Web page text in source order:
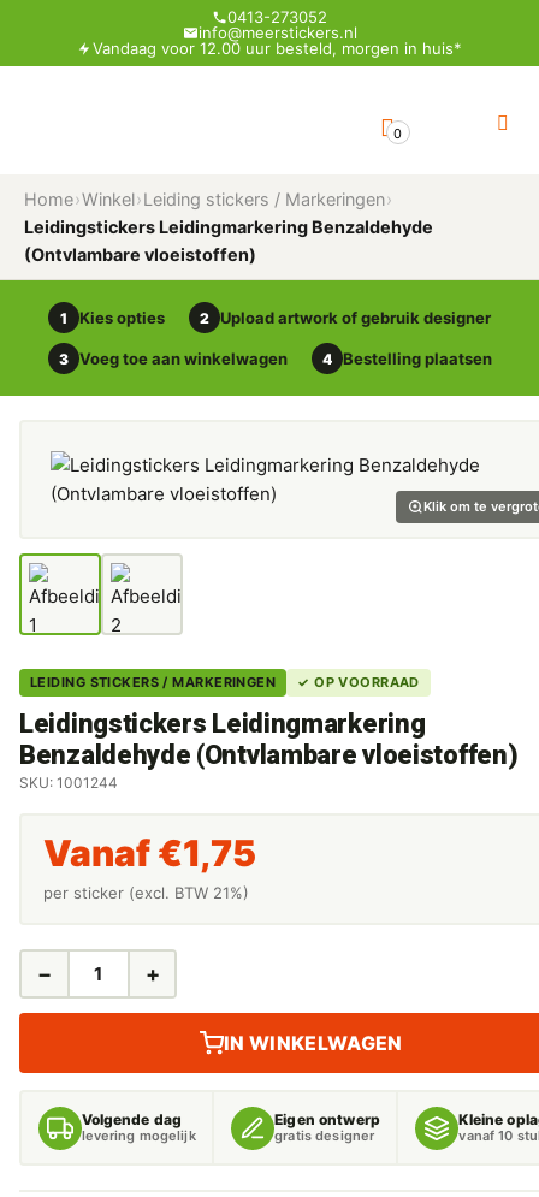
0413-273052
info@meerstickers.nl
Vandaag voor 12.00 uur besteld, morgen in huis*
0
Home›Winkel›Leiding stickers / Markeringen›
Leidingstickers Leidingmarkering Benzaldehyde
(Ontvlambare vloeistoffen)
1 Kies opties 2 Upload artwork of gebruik designer
3 Voeg toe aan winkelwagen 4 Bestelling plaatsen
Klik om te
LEIDING STICKERS / MARKERINGEN ✓ OP VOORRAAD
Leidingstickers Leidingmarkering
Benzaldehyde (Ontvlambare vloeistoffen)
SKU: 1001244
Vanaf €1,75
per sticker (excl. BTW 21%)
LEIDINGSTICKERS
AANTAL
− +
IN WINKELWAGEN
Volgende dag
levering mogelijk
Eigen ontwerp
gratis designer
Kleine
vanaf 10